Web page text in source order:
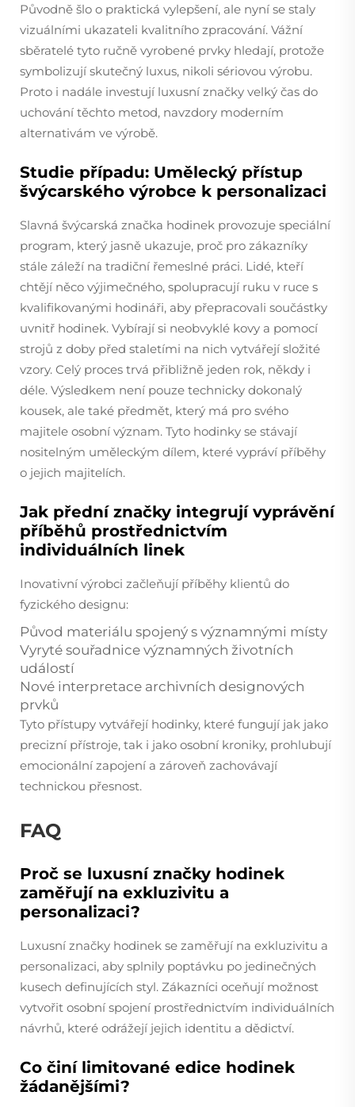
Původně šlo o praktická vylepšení, ale nyní se staly
vizuálními ukazateli kvalitního zpracování. Vážní
sběratelé tyto ručně vyrobené prvky hledají, protože
symbolizují skutečný luxus, nikoli sériovou výrobu.
Proto i nadále investují luxusní značky velký čas do
uchování těchto metod, navzdory moderním
alternativám ve výrobě.
Studie případu: Umělecký přístup
švýcarského výrobce k personalizaci
Slavná švýcarská značka hodinek provozuje speciální
program, který jasně ukazuje, proč pro zákazníky
stále záleží na tradiční řemeslné práci. Lidé, kteří
chtějí něco výjimečného, spolupracují ruku v ruce s
kvalifikovanými hodináři, aby přepracovali součástky
uvnitř hodinek. Vybírají si neobvyklé kovy a pomocí
strojů z doby před staletími na nich vytvářejí složité
vzory. Celý proces trvá přibližně jeden rok, někdy i
déle. Výsledkem není pouze technicky dokonalý
kousek, ale také předmět, který má pro svého
majitele osobní význam. Tyto hodinky se stávají
nositelným uměleckým dílem, které vypráví příběhy
o jejich majitelích.
Jak přední značky integrují vyprávění
příběhů prostřednictvím
individuálních linek
Inovativní výrobci začleňují příběhy klientů do
fyzického designu:
Původ materiálu spojený s významnými místy
Vyryté souřadnice významných životních
událostí
Nové interpretace archivních designových
prvků
Tyto přístupy vytvářejí hodinky, které fungují jak jako
precizní přístroje, tak i jako osobní kroniky, prohlubují
emocionální zapojení a zároveň zachovávají
technickou přesnost.
FAQ
Proč se luxusní značky hodinek
zaměřují na exkluzivitu a
personalizaci?
Luxusní značky hodinek se zaměřují na exkluzivitu a
personalizaci, aby splnily poptávku po jedinečných
kusech definujících styl. Zákazníci oceňují možnost
vytvořit osobní spojení prostřednictvím individuálních
návrhů, které odrážejí jejich identitu a dědictví.
Co činí limitované edice hodinek
žádanějšími?